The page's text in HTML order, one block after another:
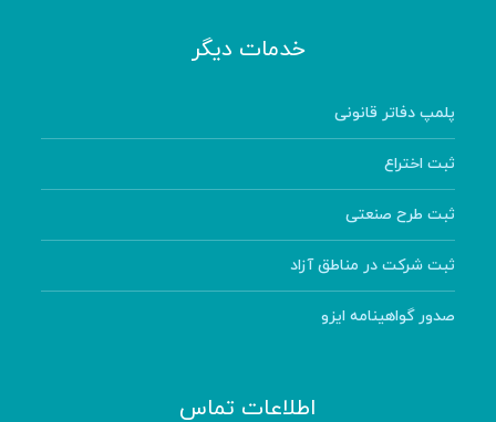
خدمات دیگر
پلمپ دفاتر قانونی
ثبت اختراع
ثبت طرح صنعتی
ثبت شرکت در مناطق آزاد
صدور گواهینامه ایزو
اطلاعات تماس